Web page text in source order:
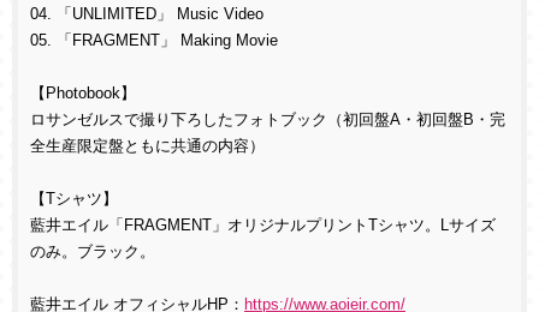
04. 「UNLIMITED」 Music Video
05. 「FRAGMENT」 Making Movie
【Photobook】
ロサンゼルスで撮り下ろしたフォトブック（初回盤A・初回盤B・完
全生産限定盤ともに共通の内容）
【Tシャツ】
藍井エイル「FRAGMENT」オリジナルプリントTシャツ。Lサイズ
のみ。ブラック。
藍井エイル オフィシャルHP： https://www.aoieir.com/